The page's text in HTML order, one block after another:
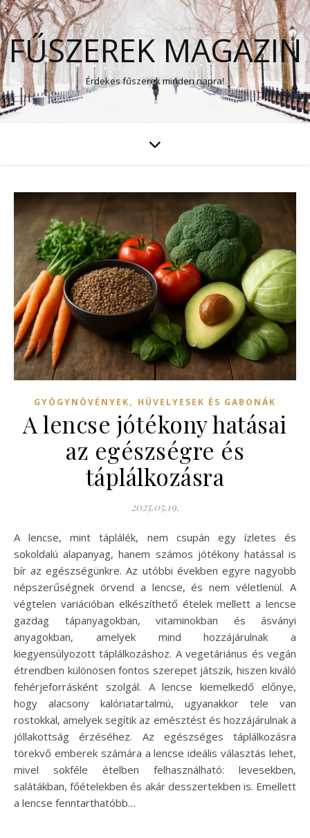
FŰSZEREK MAGAZIN
Érdekes fűszerek minden napra!
GYÓGYNÖVÉNYEK, HÜVELYESEK ÉS GABONÁK
A lencse jótékony hatásai
az egészségre és
táplálkozásra
2025.05.19.
A lencse, mint táplálék, nem csupán egy ízletes és
sokoldalú alapanyag, hanem számos jótékony hatással is
bír az egészségünkre. Az utóbbi években egyre nagyobb
népszerűségnek örvend a lencse, és nem véletlenül. A
végtelen variációban elkészíthető ételek mellett a lencse
gazdag tápanyagokban, vitaminokban és ásványi
anyagokban, amelyek mind hozzájárulnak a
kiegyensúlyozott táplálkozáshoz. A vegetáriánus és vegán
étrendben különösen fontos szerepet játszik, hiszen kiváló
fehérjeforrásként szolgál. A lencse kiemelkedő előnye,
hogy alacsony kalóriatartalmú, ugyanakkor tele van
rostokkal, amelyek segítik az emésztést és hozzájárulnak a
jóllakottság érzéséhez. Az egészséges táplálkozásra
törekvő emberek számára a lencse ideális választás lehet,
mivel sokféle ételben felhasználható: levesekben,
salátákban, főételekben és akár desszertekben is. Emellett
a lencse fenntarthatóbb…